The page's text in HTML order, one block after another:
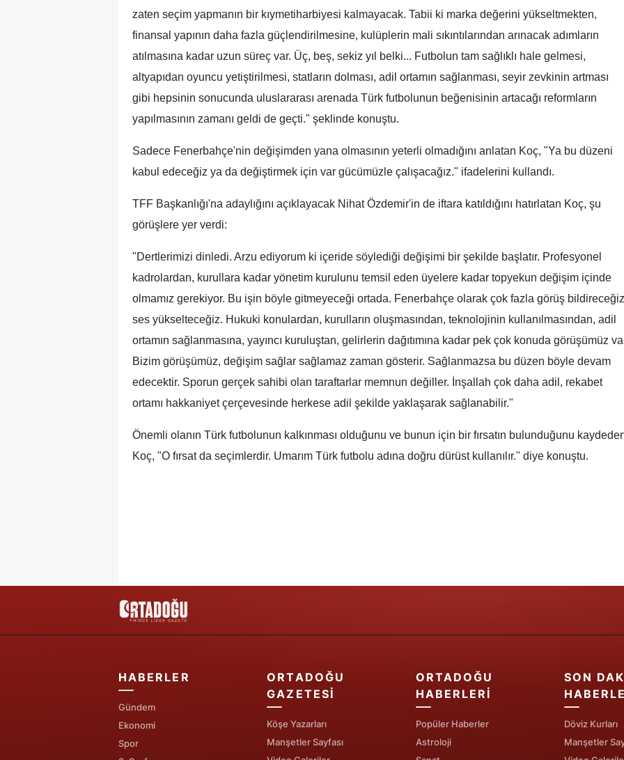
Trabzon
Şanlıurfa
Uşak
Yozgat
Karaman
Kırıkkale
Batman
Şırnak
Bartın
Düzce
zaten seçim yapmanın bir kıymetiharbiyesi kalmayacak. Tabii ki marka değerini yükseltmekten,
finansal yapının daha fazla güçlendirilmesine, kulüplerin mali sıkıntılarından arınacak adımların
atılmasına kadar uzun süreç var. Üç, beş, sekiz yıl belki... Futbolun tam sağlıklı hale gelmesi,
altyapıdan oyuncu yetiştirilmesi, statların dolması, adil ortamın sağlanması, seyir zevkinin artması
gibi hepsinin sonucunda uluslararası arenada Türk futbolunun beğenisinin artacağı reformların
yapılmasının zamanı geldi de geçti." şeklinde konuştu.
Sadece Fenerbahçe'nin değişimden yana olmasının yeterli olmadığını anlatan Koç, "Ya bu düzeni
kabul edeceğiz ya da değiştirmek için var gücümüzle çalışacağız." ifadelerini kullandı.
TFF Başkanlığı'na adaylığını açıklayacak Nihat Özdemir'in de iftara katıldığını hatırlatan Koç, şu
görüşlere yer verdi:
"Dertlerimizi dinledi. Arzu ediyorum ki içeride söylediği değişimi bir şekilde başlatır. Profesyonel
kadrolardan, kurullara kadar yönetim kurulunu temsil eden üyelere kadar topyekun değişim içinde
olmamız gerekiyor. Bu işin böyle gitmeyeceği ortada. Fenerbahçe olarak çok fazla görüş
ses yükselteceğiz. Hukuki konulardan, kurulların oluşmasından, teknolojinin kullanılmasından, adil
ortamın sağlanmasına, yayıncı kuruluştan, gelirlerin dağıtımına kadar pek çok konuda görüşümüz
Bizim görüşümüz, değişim sağlar sağlamaz zaman gösterir. Sağlanmazsa bu düzen böyle devam
edecektir. Sporun gerçek sahibi olan taraftarlar memnun değiller. İnşallah çok daha adil, rekabet
ortamı hakkaniyet çerçevesinde herkese adil şekilde yaklaşarak sağlanabilir."
Önemli olanın Türk futbolunun kalkınması olduğunu ve bunun için bir fırsatın bulunduğunu
Koç, "O fırsat da seçimlerdir. Umarım Türk futbolu adına doğru dürüst kullanılır." diye konuştu.
HABERLER
Gündem
Ekonomi
Spor
ORTADOĞU
GAZETESI
Köşe Yazarları
Manşetler Sayfası
ORTADOĞU
HABERLERI
Popüler Haberler
Astroloji
SON
Döviz Kurları
Manşetler